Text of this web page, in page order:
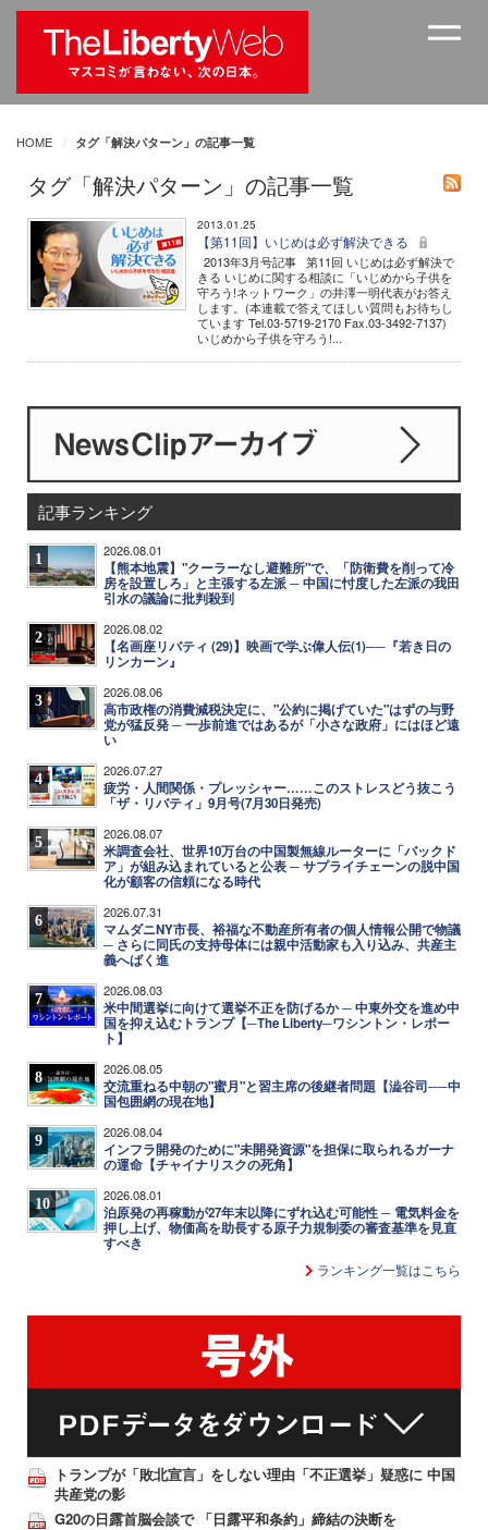
HOME タグ「解決パターン」の記事一覧
タグ「解決パターン」の記事一覧
2013.01.25
【第11回】いじめは必ず解決できる
2013年3月号記事 第11回 いじめは必ず解決で
きる いじめに関する相談に「いじめから子供を
守ろう!ネットワーク」の井澤一明代表がお答え
します。(本連載で答えてほしい質問もお待ちし
ています Tel.03-5719-2170 Fax.03-3492-7137)
いじめから子供を守ろう!...
記事ランキング
1 2026.08.01
【熊本地震】"クーラーなし避難所"で、「防衛費を削って冷
房を設置しろ」と主張する左派 ─ 中国に忖度した左派の我田
引水の議論に批判殺到
2 2026.08.02
【名画座リバティ (29)】映画で学ぶ偉人伝(1)──『若き日の
リンカーン』
3 2026.08.06
高市政権の消費減税決定に、"公約に掲げていた"はずの与野
党が猛反発 ─ 一歩前進ではあるが「小さな政府」にはほど遠
い
4 2026.07.27
疲労・人間関係・プレッシャー……このストレスどう抜こう
「ザ・リバティ」9月号(7月30日発売)
5 2026.08.07
米調査会社、世界10万台の中国製無線ルーターに「バックド
ア」が組み込まれていると公表 ─ サプライチェーンの脱中国
化が顧客の信頼になる時代
6 2026.07.31
マムダニNY市長、裕福な不動産所有者の個人情報公開で物議
─ さらに同氏の支持母体には親中活動家も入り込み、共産主
義へばく進
7 2026.08.03
米中間選挙に向けて選挙不正を防げるか ─ 中東外交を進め中
国を抑え込むトランプ【─The Liberty─ワシントン・レポー
ト】
8 2026.08.05
交流重ねる中朝の"蜜月"と習主席の後継者問題【澁谷司──中
国包囲網の現在地】
9 2026.08.04
インフラ開発のために"未開発資源"を担保に取られるガーナ
の運命【チャイナリスクの死角】
10 2026.08.01
泊原発の再稼動が27年末以降にずれ込む可能性 ─ 電気料金を
押し上げ、物価高を助長する原子力規制委の審査基準を見直
すべき
ランキング一覧はこちら
トランプが「敗北宣言」をしない理由「不正選挙」疑惑に 中国
共産党の影
G20の日露首脳会談で 「日露平和条約」締結の決断を